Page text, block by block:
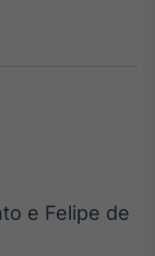
e Felipe de